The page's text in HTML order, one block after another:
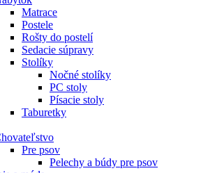
Matrace
Postele
Rošty do postelí
Sedacie súpravy
Stolíky
Nočné stolíky
PC stoly
Písacie stoly
Taburetky
Pre psov
Pelechy a búdy pre psov